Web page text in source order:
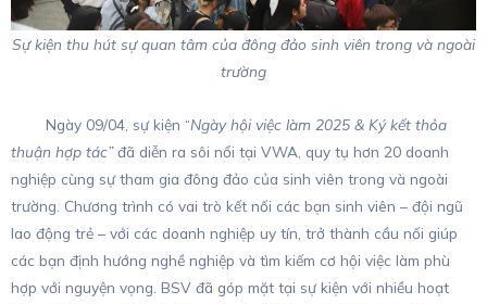
Sự kiện thu hút sự quan tâm của đông đảo sinh viên trong và ngoài
trường
Ngày 09/04, sự kiện “Ngày hội việc làm 2025 & Ký kết thỏa
thuận hợp tác”đã diễn ra sôi nổi tại VWA, quy tụ hơn 20 doanh
nghiệp cùng sự tham gia đông đảo của sinh viên trong và ngoài
trường. Chương trình có vai trò kết nối các bạn sinh viên – đội ngũ
lao động trẻ – với các doanh nghiệp uy tín, trở thành cầu nối giúp
các bạn định hướng nghề nghiệp và tìm kiếm cơ hội việc làm phù
hợp với nguyện vọng. BSV đã góp mặt tại sự kiện với nhiều hoạt